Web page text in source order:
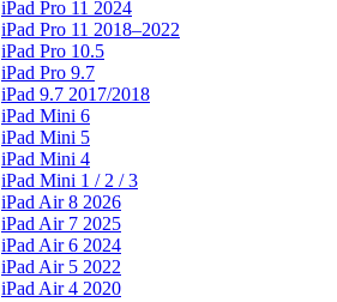
iPad Pro 11 2024
iPad Pro 11 2018–2022
iPad Pro 10.5
iPad Pro 9.7
iPad 9.7 2017/2018
iPad Mini 6
iPad Mini 5
iPad Mini 4
iPad Mini 1 / 2 / 3
iPad Air 8 2026
iPad Air 7 2025
iPad Air 6 2024
iPad Air 5 2022
iPad Air 4 2020